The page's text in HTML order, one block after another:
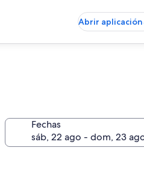
Abrir aplicación
Fechas